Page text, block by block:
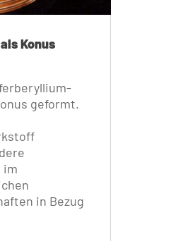
Konus
geformt.
im
in Bezug